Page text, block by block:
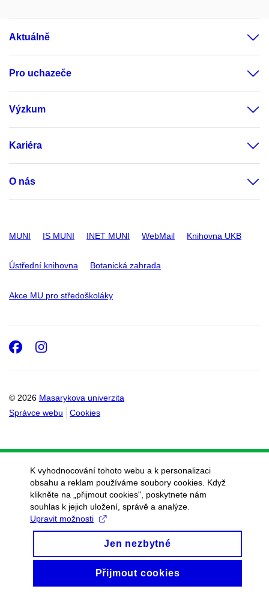
Aktuálně
Pro uchazeče
Výzkum
Kariéra
O nás
MUNI IS MUNI INET MUNI WebMail Knihovna UKB
Ústřední knihovna Botanická zahrada
Akce MU pro středoškoláky
© 2026 Masarykova univerzita
Správce webu
Cookies
Facebook
Instagram
K vyhodnocování tohoto webu a k personalizaci
obsahu a reklam používáme soubory cookies. Když
klikněte na „přijmout cookies", poskytnete nám
souhlas k jejich uložení, správě a analýze.
Upravit možnosti
Jen nezbytné
Přijmout cookies